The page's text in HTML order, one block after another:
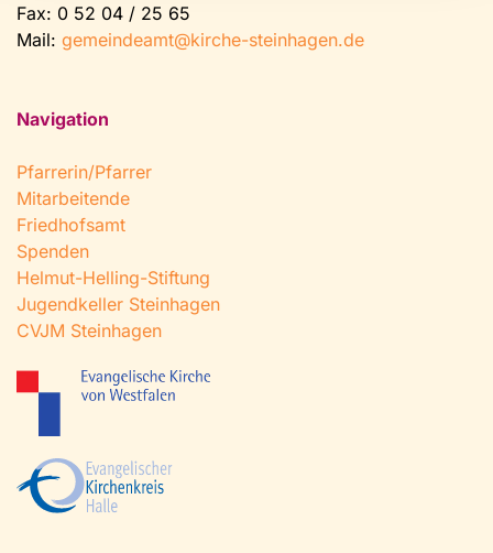
Fax: 0 52 04 / 25 65
Mail: gemeindeamt@kirche-steinhagen.de
Navigation
Pfarrerin/Pfarrer
Mitarbeitende
Friedhofsamt
Spenden
Helmut-Helling-Stiftung
Jugendkeller Steinhagen
CVJM Steinhagen